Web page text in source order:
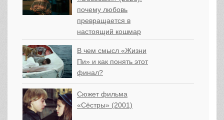
почему любовь
превращается в
настоящий кошмар
В чем смысл «Жизни
Пи» и как понять этот
финал?
Сюжет фильма
«Сёстры» (2001)